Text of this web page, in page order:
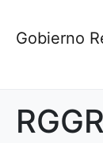
Gobierno